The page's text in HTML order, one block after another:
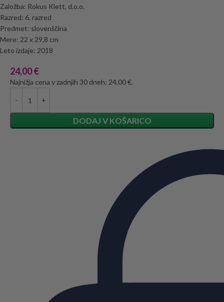
Založba: Rokus Klett, d.o.o.
Razred: 6. razred
Predmet: slovenščina
Mere: 22 x 29,8 cm
Leto izdaje: 2018
24,00€
Najnižja cena v zadnjih 30 dneh: 24,00 €.
DODAJ V KOŠARICO